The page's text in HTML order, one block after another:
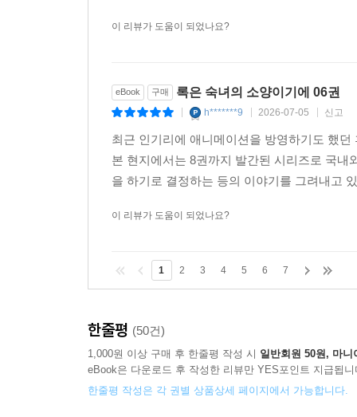
이 리뷰가 도움이 되었나요?
eBook 구매 록은 숙녀의 소양이기에 06권
h*******9 2026-07-05 신고
최근 인기리에 애니메이션을 방영하기도 했
본 현지에서는 8권까지 발간된 시리즈로 국
을 하기로 결정하는 등의 이야기를 그려내고
이 리뷰가 도움이 되었나요?
1 2 3 4 5 6 7
한줄평 (50건)
1,000원 이상 구매 후 한줄평 작성 시 일반회원 50원, 마니
eBook은 다운로드 후 작성한 리뷰만 YES포인트 지급됩니
한줄평 작성은 각 권별 상품상세 페이지에서 가능합니다.